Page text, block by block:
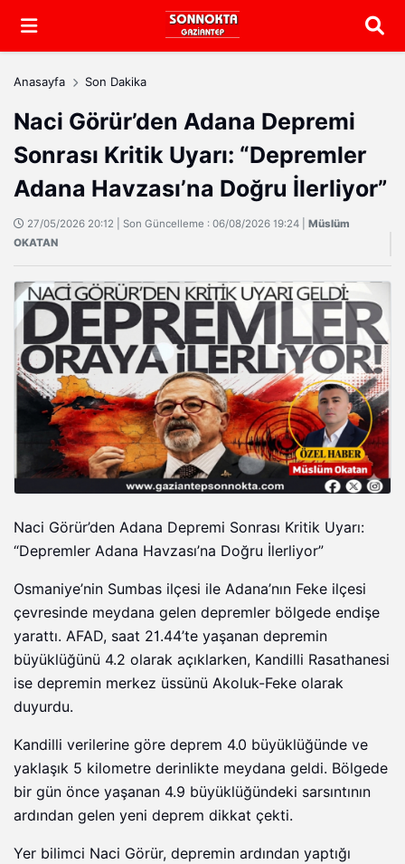
Arama
Anasayfa Son Dakika
Naci Görür’den Adana Depremi
Sonrası Kritik Uyarı: “Depremler
Adana Havzası’na Doğru İlerliyor”
27/05/2026 20:12 | Son Güncelleme : 06/08/2026 19:24 | Müslüm
OKATAN
Naci Görür’den Adana Depremi Sonrası Kritik Uyarı:
“Depremler Adana Havzası’na Doğru İlerliyor”
Osmaniye’nin Sumbas ilçesi ile Adana’nın Feke ilçesi
çevresinde meydana gelen depremler bölgede endişe
yarattı. AFAD, saat 21.44’te yaşanan depremin
büyüklüğünü 4.2 olarak açıklarken, Kandilli Rasathanesi
ise depremin merkez üssünü Akoluk-Feke olarak
duyurdu.
Kandilli verilerine göre deprem 4.0 büyüklüğünde ve
yaklaşık 5 kilometre derinlikte meydana geldi. Bölgede
bir gün önce yaşanan 4.9 büyüklüğündeki sarsıntının
ardından gelen yeni deprem dikkat çekti.
Yer bilimci Naci Görür, depremin ardından yaptığı